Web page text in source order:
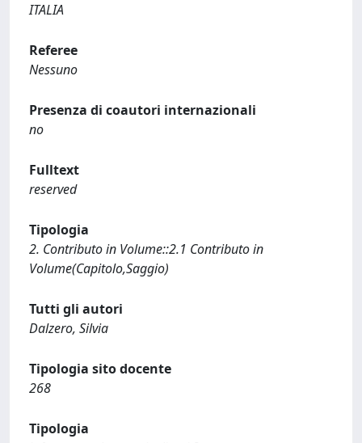
ITALIA
Referee
Nessuno
Presenza di coautori internazionali
no
Fulltext
reserved
Tipologia
2. Contributo in Volume::2.1 Contributo in
Volume(Capitolo,Saggio)
Tutti gli autori
Dalzero, Silvia
Tipologia sito docente
268
Tipologia